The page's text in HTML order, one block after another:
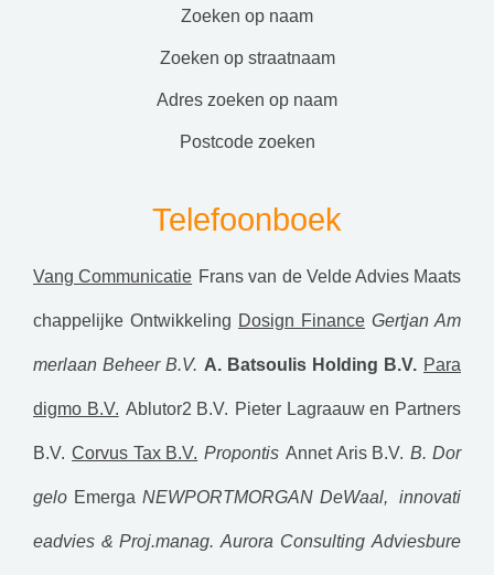
zoeken op naam
zoeken op straatnaam
adres zoeken op naam
postcode zoeken
Telefoonboek
Vang Communicatie Frans van de Velde Advies Maats
chappelijke Ontwikkeling Dosign Finance Gertjan Am
merlaan Beheer B.V. A. Batsoulis Holding B.V. Para
digmo B.V. Ablutor2 B.V. Pieter Lagraauw en Partners
B.V. Corvus Tax B.V. Propontis Annet Aris B.V. B. Dor
gelo Emerga NEWPORTMORGAN DeWaal, innovati
eadvies & Proj.manag. Aurora Consulting Adviesbure